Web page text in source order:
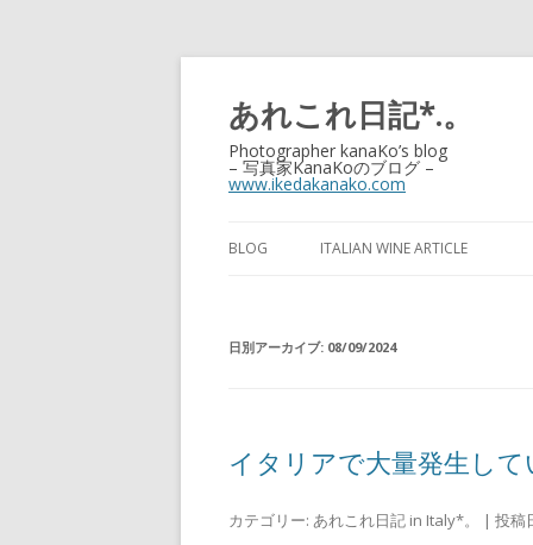
あれこれ日記*.。
Photographer kanaKo’s blog
– 写真家KanaKoのブログ –
www.ikedakanako.com
BLOG ITALIAN WINE ARTICLE
日別アーカイブ: 08/09/2024
イタリアで大量発生し
カテゴリー: あれこれ日記 in Italy*。 | 投稿